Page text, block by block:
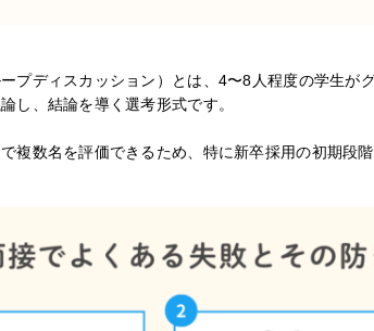
プディスカッション）とは、4〜8人程度の学生が
し、結論を導く選考形式です。
複数名を評価できるため、特に新卒採用の初期段